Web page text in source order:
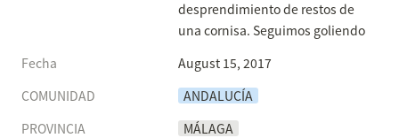
desprendimiento de restos de
una cornisa. Seguimos goliendo
Fecha
August 15, 2017
COMUNIDAD
ANDALUCÍA
PROVINCIA
MÁLAGA